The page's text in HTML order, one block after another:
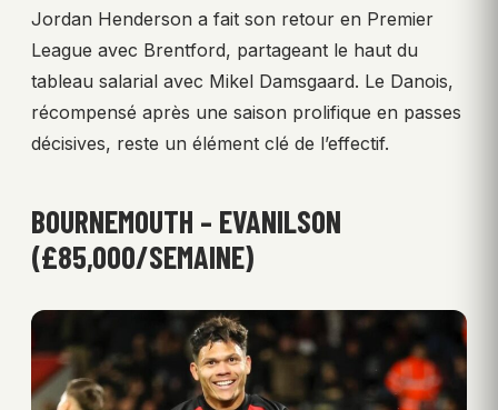
Jordan Henderson a fait son retour en Premier
League avec Brentford, partageant le haut du
tableau salarial avec Mikel Damsgaard. Le Danois,
récompensé après une saison prolifique en passes
décisives, reste un élément clé de l’effectif.
BOURNEMOUTH – EVANILSON
(£85,000/SEMAINE)